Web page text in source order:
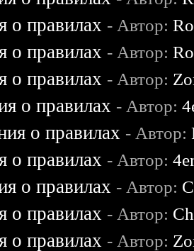
о правилах - Автор:
о правилах - Автор:
о правилах - Автор:
о правилах - Автор:
о правилах - Автор:
о правилах - Автор:
о правилах - Автор:
о правилах - Автор:
о правилах - Автор: